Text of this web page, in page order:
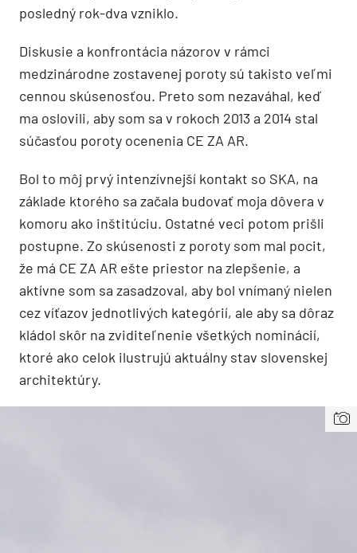
posledný rok-dva vzniklo.
Diskusie a konfrontácia názorov v rámci
medzinárodne zostavenej poroty sú takisto veľmi
cennou skúsenosťou. Preto som nezaváhal, keď
ma oslovili, aby som sa v rokoch 2013 a 2014 stal
súčasťou poroty ocenenia CE ZA AR.
Bol to môj prvý intenzívnejší kontakt so SKA, na
základe ktorého sa začala budovať moja dôvera v
komoru ako inštitúciu. Ostatné veci potom prišli
postupne. Zo skúsenosti z poroty som mal pocit,
že má CE ZA AR ešte priestor na zlepšenie, a
aktívne som sa zasadzoval, aby bol vnímaný nielen
cez víťazov jednotlivých kategórií, ale aby sa dôraz
kládol skôr na zviditeľnenie všetkých nominácií,
ktoré ako celok ilustrujú aktuálny stav slovenskej
architektúry.